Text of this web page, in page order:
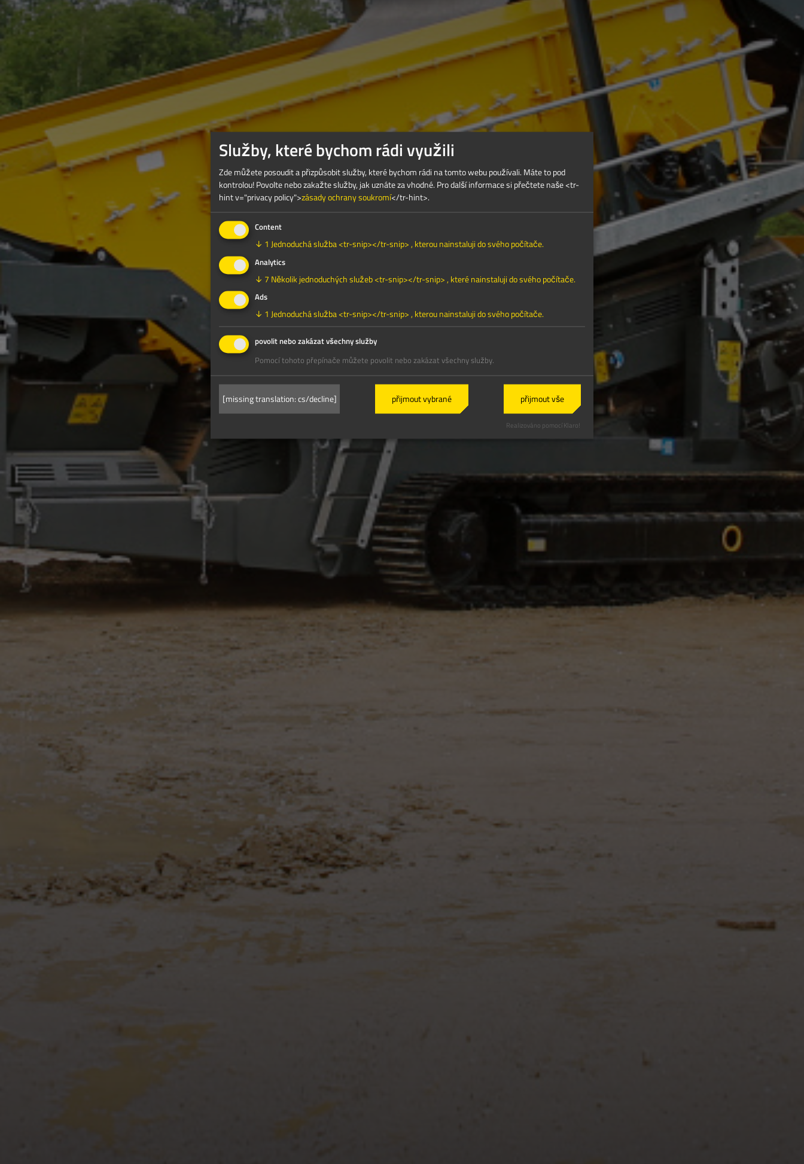
Služby, které bychom rádi využili
Zde můžete posoudit a přizpůsobit služby, které bychom rádi na tomto webu používali. Máte to pod
kontrolou! Povolte nebo zakažte služby, jak uznáte za vhodné. Pro další informace si přečtete naše <tr-
hint v="privacy policy">zásady ochrany soukromí</tr-hint>.
Content
↓ 1 Jednoduchá služba <tr-snip></tr-snip> , kterou nainstaluji do svého počítače.
Analytics
↓ 7 Několik jednoduchých služeb <tr-snip></tr-snip> , které nainstaluji do svého počítače.
Ads
↓ 1 Jednoduchá služba <tr-snip></tr-snip> , kterou nainstaluji do svého počítače.
povolit nebo zakázat všechny služby
Pomocí tohoto přepínače můžete povolit nebo zakázat všechny služby.
[missing translation: cs/decline] přijmout vybrané přijmout vše
Realizováno pomocí Klaro!